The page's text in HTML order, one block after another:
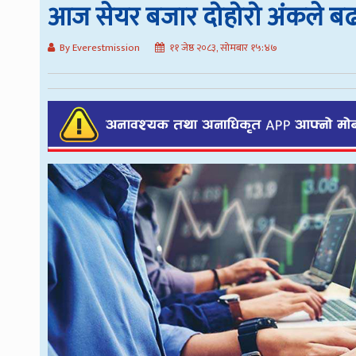
आज सेयर बजार दोहोरो अंकले
By Everestmission ११ जेष्ठ २०८३, सोमबार १५:४७